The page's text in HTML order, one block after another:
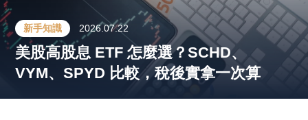
新手知識 2026.07.22
美股高股息 ETF 怎麼選？SCHD、
VYM、SPYD 比較，稅後實拿一次算